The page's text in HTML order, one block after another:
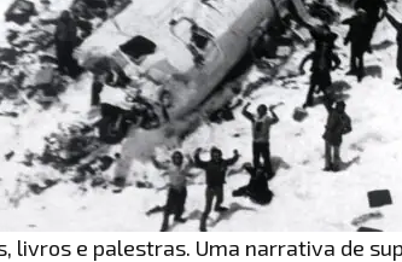
livros e palestras. Uma narrativa de